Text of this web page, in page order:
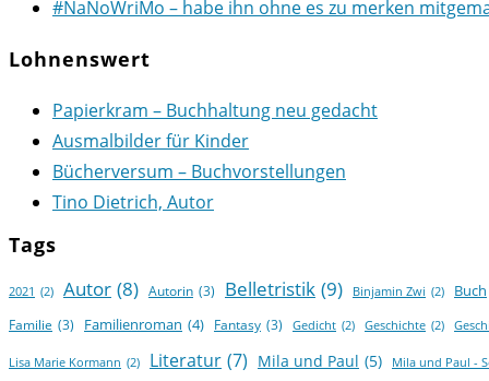
#NaNoWriMo – habe ihn ohne es zu merken
Lohnenswert
Papierkram – Buchhaltung neu gedacht
Ausmalbilder für Kinder
Bücherversum – Buchvorstellungen
Tino Dietrich, Autor
Tags
2021 (2) Autor (8) Autorin (3) Belletristik (9) Binjamin Zwi (2) Buch
Familie (3) Familienroman (4) Fantasy (3) Gedicht (2) Geschichte (2)
Lisa Marie Kormann (2) Literatur (7) Mila und Paul (5) Mila und Paul -